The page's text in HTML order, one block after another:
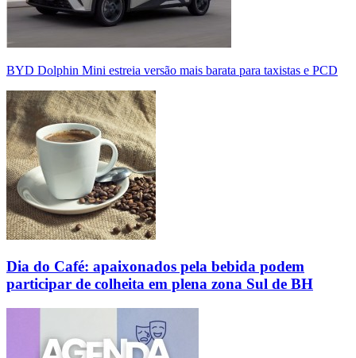
BYD Dolphin Mini estreia versão mais barata para taxistas e PCD
Dia do Café: apaixonados pela bebida podem
participar de colheita em plena zona Sul de BH